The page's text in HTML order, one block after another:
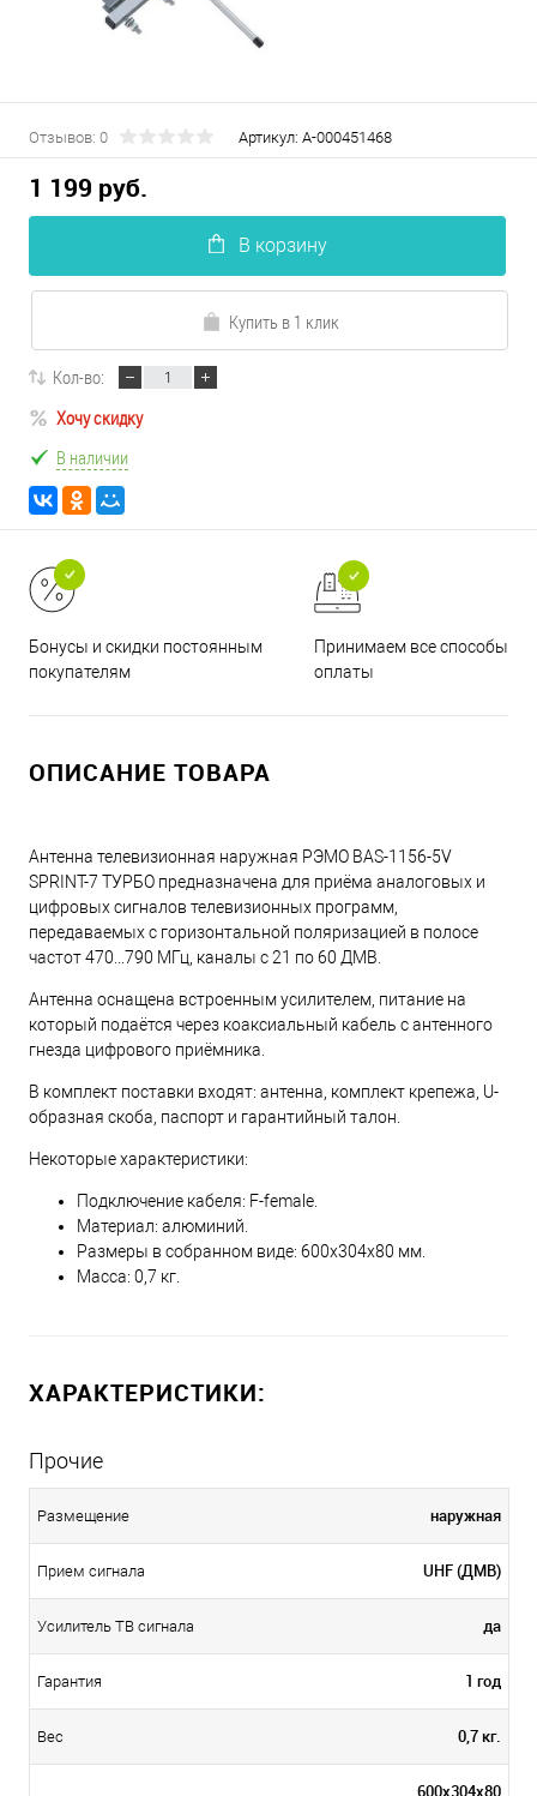
Отзывов: 0 Артикул: А-000451468
1 199 руб.
В корзину
Купить в 1 клик
Кол-во:
Хочу скидку
В наличии
Бонусы и скидки постоянным
покупателям
Принимаем все способы
оплаты
ОПИСАНИЕ ТОВАРА
Антенна телевизионная наружная РЭМО BAS-1156-5V
SPRINT-7 ТУРБО предназначена для приёма аналоговых и
цифровых сигналов телевизионных программ,
передаваемых с горизонтальной поляризацией в полосе
частот 470...790 МГц, каналы с 21 по 60 ДМВ.
Антенна оснащена встроенным усилителем, питание на
который подаётся через коаксиальный кабель с антенного
гнезда цифрового приёмника.
В комплект поставки входят: антенна, комплект крепежа, U-
образная скоба, паспорт и гарантийный талон.
Некоторые характеристики:
Подключение кабеля: F-female.
Материал: алюминий.
Размеры в собранном виде: 600x304x80 мм.
Масса: 0,7 кг.
ХАРАКТЕРИСТИКИ:
Прочие
Размещение наружная
Прием сигнала UHF (ДМВ)
Усилитель ТВ сигнала да
Гарантия 1 год
Вес 0,7 кг.
600x304x80